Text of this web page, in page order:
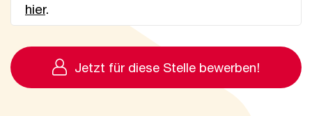
hier.
Jetzt für diese Stelle bewerben!